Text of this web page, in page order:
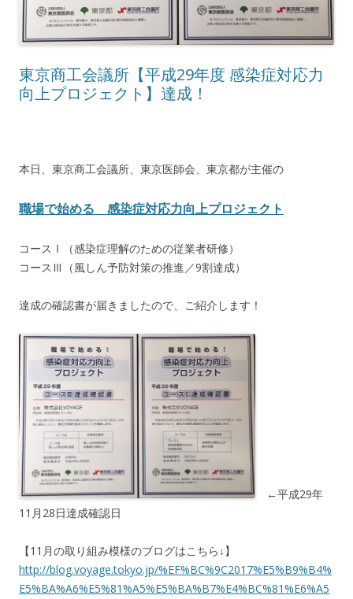
東京商工会議所【平成29年度 感染症対応力
向上プロジェクト】達成！
本日、東京商工会議所、東京医師会、東京都が主催の
職場で始める 感染症対応力向上プロジェクト
コースⅠ（感染症理解のための従業者研修）
コースⅢ（風しん予防対策の推進／9割達成）
達成の確認書が届きましたので、ご紹介します！
←平成29年
11月28日達成確認日
【11月の取り組み模様のブログはこちら↓】
http://blog.voyage.tokyo.jp/%EF%BC%9C2017%E5%B9%B4%
E5%BA%A6%E5%81%A5%E5%BA%B7%E4%BC%81%E6%A5